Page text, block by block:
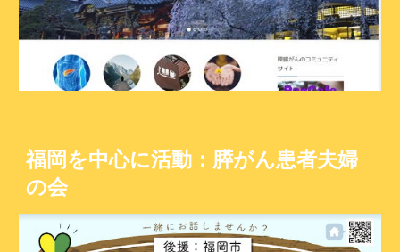
福岡を中心に活動：膵がん患者夫婦
の会